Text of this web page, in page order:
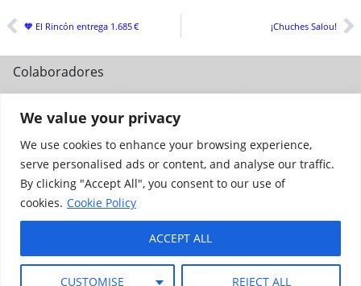
We value your privacy
We use cookies to enhance your browsing experience,
serve personalised ads or content, and analyse our traffic.
By clicking "Accept All", you consent to our use of
cookies. Cookie Policy
CUSTOMISE REJECT ALL
ACCEPT ALL
🧡 El Rincón entrega 1.685 € ¡Chuches Salou!
Colaboradores
Aviso Legal Política de privacidad Cookies